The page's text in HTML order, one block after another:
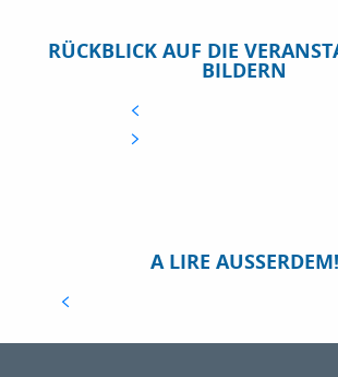
RÜCKBLICK AUF DIE
BILDERN
A LIRE AUSSERDEM!
AGRITURISMO
Weit entfernt von herkömmlichen
Möglichkeit zu reisen und